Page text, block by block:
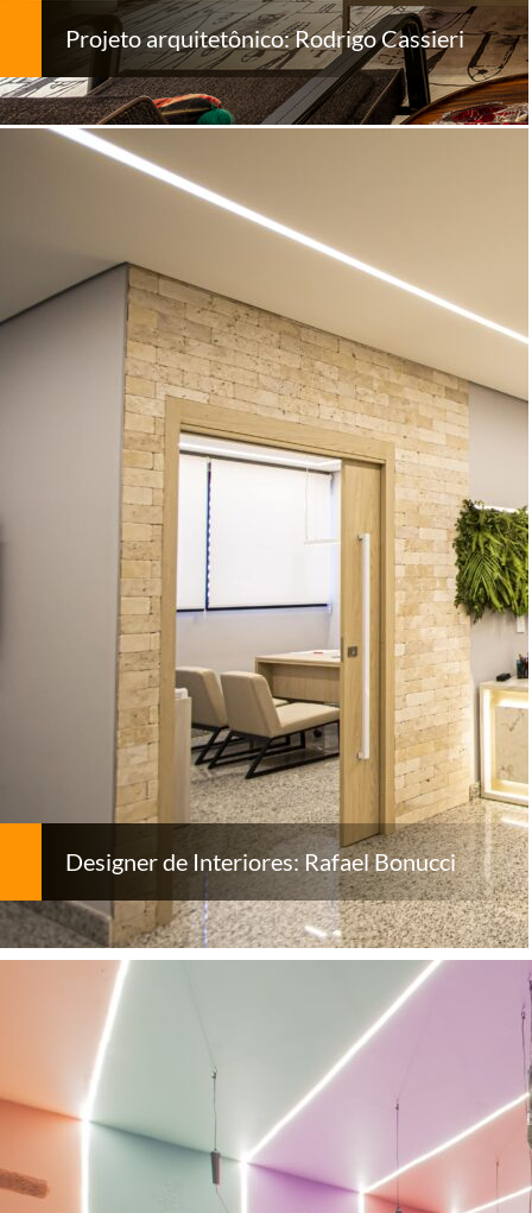
Projeto arquitetônico: Rodrigo Cassieri
Designer de Interiores: Rafael Bonucci